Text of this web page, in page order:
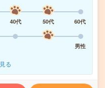
40代 50代
60代
男性
る